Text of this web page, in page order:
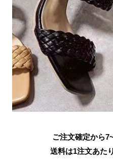
ご注文確定から
送料は1注文あたり